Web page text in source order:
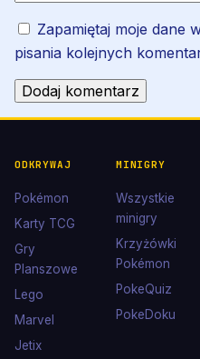
Zapamiętaj moje dane
pisania kolejnych
ODKRYWAJ
Pokémon
Karty TCG
Gry
Planszowe
Lego
Marvel
Jetix
MINIGRY
Wszystkie
minigry
Krzyżówki
Pokémon
PokeQuiz
PokeDoku